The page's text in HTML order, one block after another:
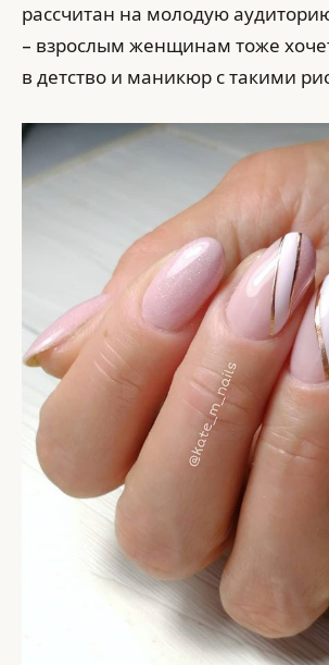
рассчитан на молодую
– взрослым женщинам тоже
в детство и маникюр с такими